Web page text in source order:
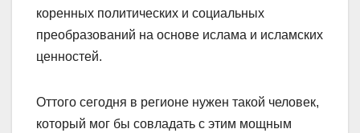
коренных политических и социальных
преобразований на основе ислама и исламских
ценностей.
Оттого сегодня в регионе нужен такой человек,
который мог бы совладать с этим мощным